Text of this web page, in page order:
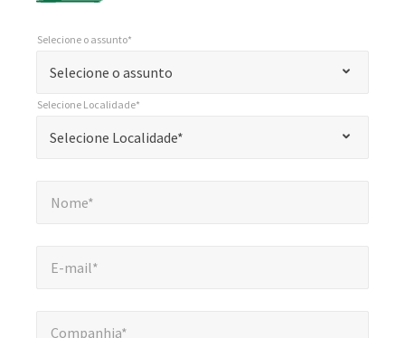
"
indica
Selecione o assunto
Selecione o assunto*
Selecione Localidade*
Selecione Localidade*
Nome*
E-mail*
Companhia*